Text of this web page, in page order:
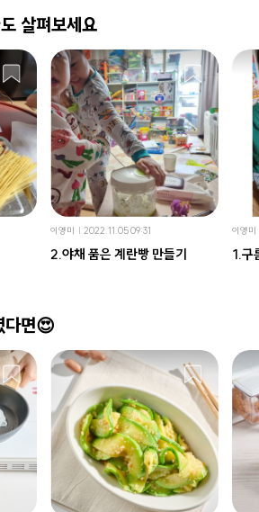
살펴보세요
이영미 2022.11.05 09:31
2.야채 품은 계란빵 만들기
이영미
1.구
다면😍